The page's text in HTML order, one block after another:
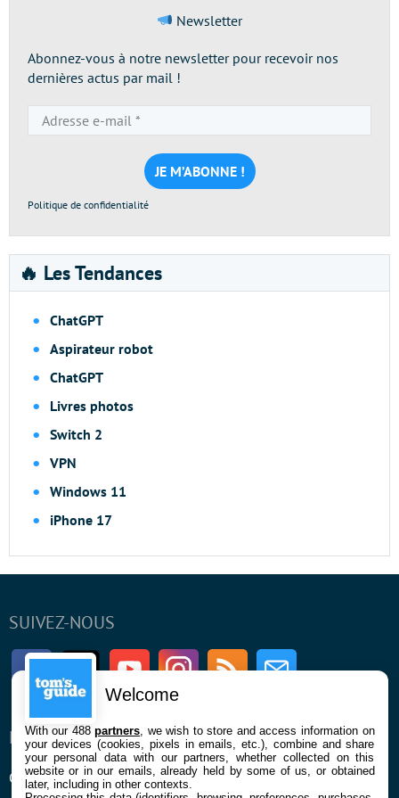
Newsletter
Abonnez-vous à notre newsletter pour recevoir nos
dernières actus par mail !
e-
mail
*
Politique de confidentialité
🔥 Les Tendances
ChatGPT
Aspirateur robot
ChatGPT
Livres photos
Switch 2
VPN
Windows 11
iPhone 17
SUIVEZ-NOUS
FacebookTwitter Youtube InstagramRSS Newsletter
ENTREPRISE
Qui sommes nous
À PROPOS
La rédaction
Welcome
With our 488partners , we wish to store and access information on
your devices (cookies, pixels in emails, etc.), combine and share
your personal data with our partners, whether collected on this
website or in our emails, already held by some of us, or obtained
later, including in other contexts.